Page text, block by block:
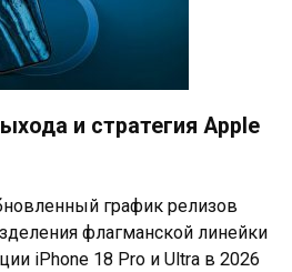
и стратегия Apple
график релизов
флагманской линейки
iPhone 18 Pro и Ultra в 2026